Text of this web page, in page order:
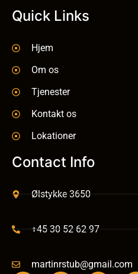
Quick Links
Hjem
Om os
Tjenester
Kontakt os
Lokationer
Contact Info
Ølstykke 3650
+45 30 52 62 97
martinrstub@gmail.com